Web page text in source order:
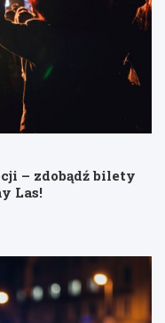
– zdobądź bilety
Las!